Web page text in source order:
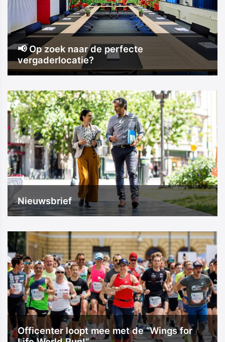
📢 Op zoek naar de perfecte
vergaderlocatie?
Nieuwsbrief
Officenter loopt mee met de “Wings for